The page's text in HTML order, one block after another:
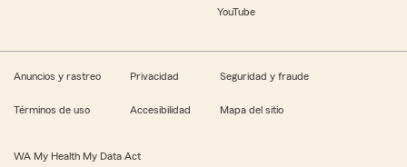
YouTube
Anuncios y rastreo Privacidad Seguridad y fraude
Términos de uso Accesibilidad Mapa del sitio
WA My Health My Data Act